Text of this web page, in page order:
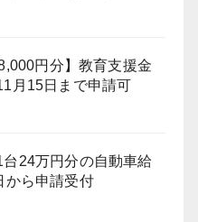
円分】教育支援金
月15日まで申請可
台24万円分の自動車給
から申請受付